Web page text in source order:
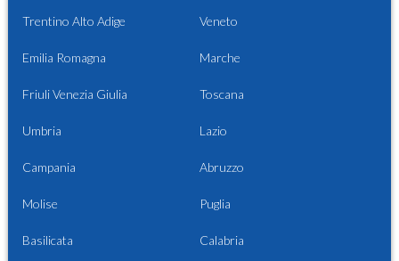
Trentino Alto Adige Veneto
Emilia Romagna Marche
Friuli Venezia Giulia Toscana
Umbria Lazio
Campania Abruzzo
Molise Puglia
Basilicata Calabria